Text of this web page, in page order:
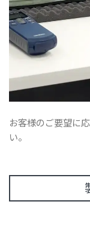
お客様のご要望に
い。